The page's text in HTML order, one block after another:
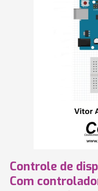
Controle de
Com